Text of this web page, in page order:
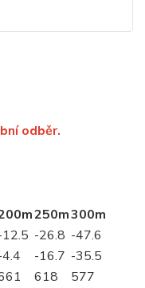
odběr.
250m300m
-26.8 -47.6
-16.7 -35.5
618
577